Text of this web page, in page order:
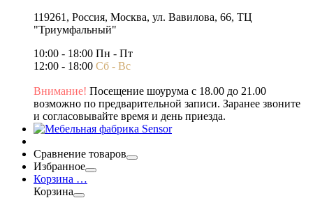
119261, Россия, Москва, ул. Вавилова, 66, ТЦ
"Триумфальный"
10:00 - 18:00 Пн - Пт
12:00 - 18:00 Сб - Вс
Внимание! Посещение шоурума с 18.00 до 21.00
возможно по предварительной записи. Заранее звоните
и согласовывайте время и день приезда.
Сравнение товаров
Избранное
Корзина …
Корзина